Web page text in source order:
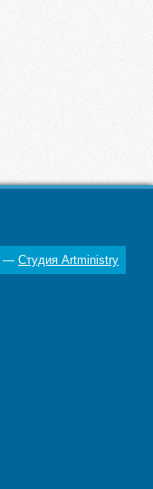
— Студия Artministry